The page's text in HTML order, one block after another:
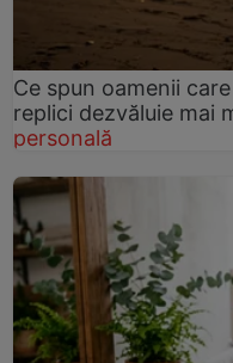
Ce spun oamenii
replici dezvăluie mai
personală